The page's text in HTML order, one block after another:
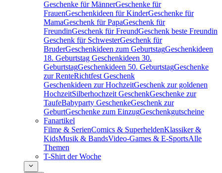
Geschenke für MännerGeschenke für
FrauenGeschenkideen für KinderGeschenke für
MamaGeschenk für PapaGeschenk für
FreundinGeschenk für FreundGeschenk beste Freundin
Geschenk für SchwesterGeschenk für
BruderGeschenkideen zum GeburtstagGeschenkideen
18. Geburtstag Geschenkideen 30.
GeburtstagGeschenkideen 50. GeburtstagGeschenke
zur RenteRichtfest Geschenk
Geschenkideen zur HochzeitGeschenk zur goldenen
HochzeitSilberhochzeit GeschenkGeschenke zur
TaufeBabyparty GeschenkeGeschenk zur
GeburtGeschenke zum EinzugGeschenkgutscheine
Fanartikel
Filme & SerienComics & SuperheldenKlassiker &
KidsMusik & BandsVideo-Games & E-SportsAlle
Themen
T-Shirt der Woche